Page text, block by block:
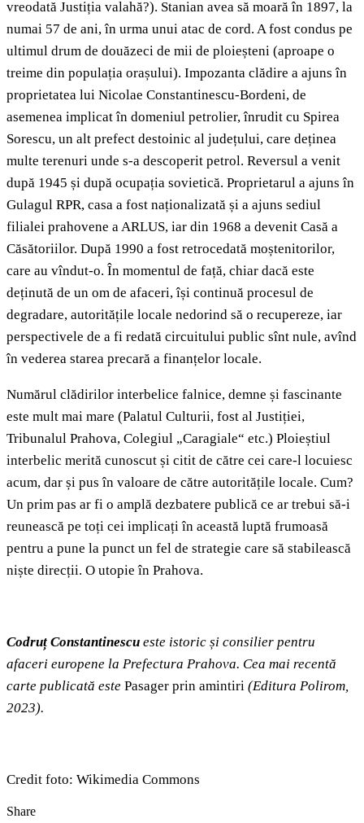
vreodată Justiția valahă?). Stanian avea să moară în 1897, la
numai 57 de ani, în urma unui atac de cord. A fost condus pe
ultimul drum de douăzeci de mii de ploieșteni (aproape o
treime din populația orașului). Impozanta clădire a ajuns în
proprietatea lui Nicolae Constantinescu-Bordeni, de
asemenea implicat în domeniul petrolier, înrudit cu Spirea
Sorescu, un alt prefect destoinic al județului, care deținea
multe terenuri unde s-a descoperit petrol. Reversul a venit
după 1945 și după ocupația sovietică. Proprietarul a ajuns în
Gulagul RPR, casa a fost naționalizată și a ajuns sediul
filialei prahovene a ARLUS, iar din 1968 a devenit Casă a
Căsătoriilor. După 1990 a fost retrocedată moștenitorilor,
care au vîndut-o. În momentul de față, chiar dacă este
deținută de un om de afaceri, își continuă procesul de
degradare, autoritățile locale nedorind să o recupereze, iar
perspectivele de a fi redată circuitului public sînt nule, avînd
în vederea starea precară a finanțelor locale.
Numărul clădirilor interbelice falnice, demne și fascinante
este mult mai mare (Palatul Culturii, fost al Justiției,
Tribunalul Prahova, Colegiul „Caragiale“ etc.) Ploieștiul
interbelic merită cunoscut și citit de către cei care-l locuiesc
acum, dar și pus în valoare de către autoritățile locale. Cum?
Un prim pas ar fi o amplă dezbatere publică ce ar trebui să-i
reunească pe toți cei implicați în această luptă frumoasă
pentru a pune la punct un fel de strategie care să stabilească
niște direcții. O utopie în Prahova.
Codruț Constantinescu este istoric și consilier pentru
afaceri europene la Prefectura Prahova. Cea mai recentă
carte publicată este Pasager prin amintiri (Editura Polirom,
2023).
Credit foto: Wikimedia Commons
Share